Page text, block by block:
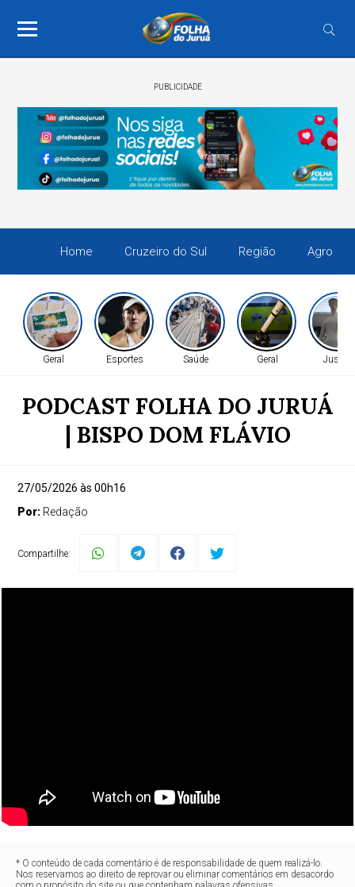
PUBLICIDADE
Home Cruzeiro do Sul Região Agro
Geral Esportes Saúde Geral Justiça
PODCAST FOLHA DO JURUÁ
| BISPO DOM FLÁVIO
27/05/2026 às 00h16
Por: Redação
Compartilhe:
* O conteúdo de cada comentário é de responsabilidade de quem realizá-lo.
Nos reservamos ao direito de reprovar ou eliminar comentários em desacordo